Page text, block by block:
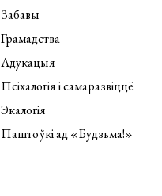
Забавы
Грамадства
Адукацыя
Псіхалогія і самаразвіццё
Экалогія
Паштоўкі ад «Будзьма!»